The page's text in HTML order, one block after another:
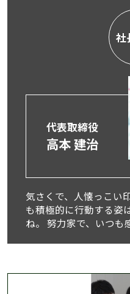
社
代表取締役
高本 建治
気さくで、人懐っこい
も積極的に行動する姿
ね。 努力家で、いつも